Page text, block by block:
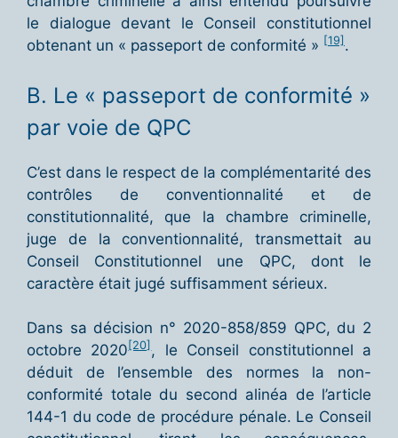
le dialogue devant le Conseil constitutionnel
obtenant un « passeport de conformité » [19] .
B. Le « passeport de conformité »
par voie de QPC
C’est dans le respect de la complémentarité des
contrôles de conventionnalité et de
constitutionnalité, que la chambre criminelle,
juge de la conventionnalité, transmettait au
Conseil Constitutionnel une QPC, dont le
caractère était jugé suffisamment sérieux.
Dans sa décision n° 2020-858/859 QPC, du 2
octobre 2020[20] , le Conseil constitutionnel a
déduit de l’ensemble des normes la non-
conformité totale du second alinéa de l’article
144-1 du code de procédure pénale. Le Conseil